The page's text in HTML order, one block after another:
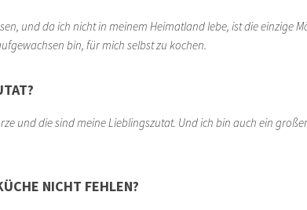
und da ich nicht in meinem Heimatland lebe, ist die einzige
bin, für mich selbst zu kochen.
und die sind meine Lieblingszutat. Und ich bin auch ein
NICHT FEHLEN?